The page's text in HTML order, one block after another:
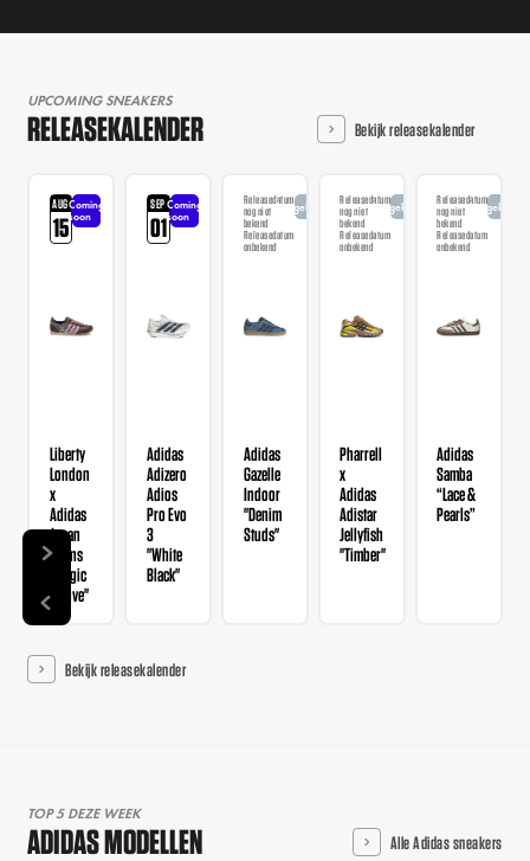
UPCOMING SNEAKERS
RELEASEKALENDER Bekijk releasekalender
AUG
15
Coming
soon
Liberty
London
x
Adidas
Japan
Wmns
"Magic
Mauve"
SEP
01
Coming
soon
Adidas
Adizero
Adios
Pro Evo
3
"White
Black"
Releasedatum
nog niet
bekend
Releasedatum
onbekend
Aangekondigd
Adidas
Gazelle
Indoor
"Denim
Studs"
Releasedatum
nog niet
bekend
Releasedatum
onbekend
Aangekondigd
Pharrell
x
Adidas
Adistar
Jellyfish
"Timber"
Releasedatum
nog niet
bekend
Releasedatum
onbekend
Adidas
Samba
“Lace &
Pearls”
Bekijk releasekalender
TOP 5 DEZE WEEK
ADIDAS MODELLEN Alle Adidas sneakers